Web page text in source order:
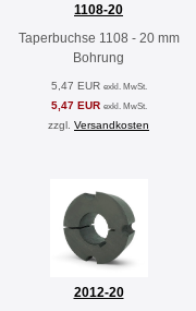
1108-20
Taperbuchse 1108 - 20 mm
Bohrung
5,47 EUR exkl. MwSt.
5,47 EUR exkl. MwSt.
zzgl. Versandkosten
2012-20